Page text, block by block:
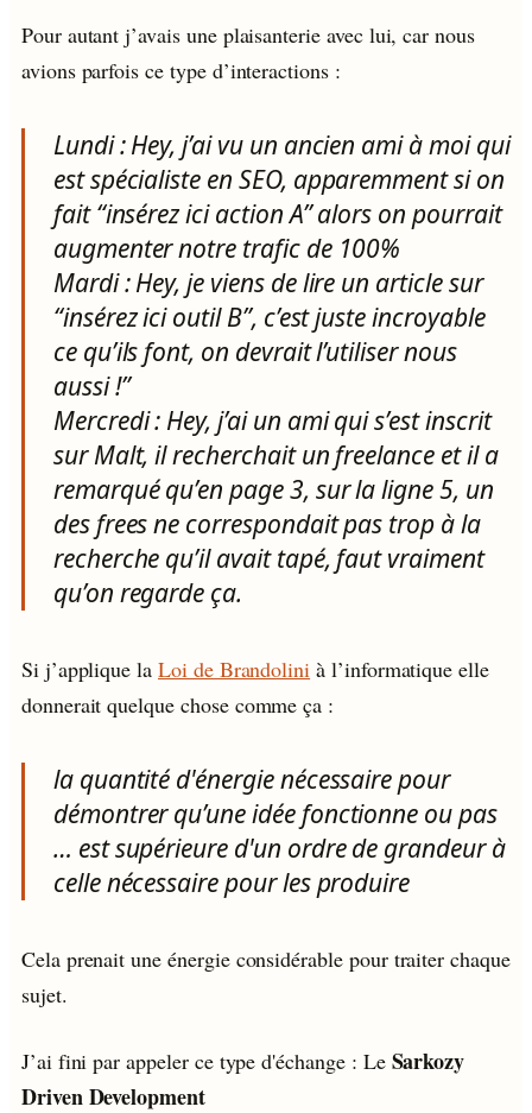
Pour autant j’avais une plaisanterie avec lui, car nous
avions parfois ce type d’interactions :
Lundi : Hey, j’ai vu un ancien ami à moi qui
est spécialiste en SEO, apparemment si on
fait “insérez ici action A” alors on pourrait
augmenter notre trafic de 100%
Mardi : Hey, je viens de lire un article sur
“insérez ici outil B”, c’est juste incroyable
ce qu’ils font, on devrait l’utiliser nous
aussi !”
Mercredi : Hey, j’ai un ami qui s’est inscrit
sur Malt, il recherchait un freelance et il a
remarqué qu’en page 3, sur la ligne 5, un
des frees ne correspondait pas trop à la
recherche qu’il avait tapé, faut vraiment
qu’on regarde ça.
Si j’applique laLoi de Brandolini à l’informatique elle
donnerait quelque chose comme ça :
la quantité d'énergie nécessaire pour
démontrer qu’une idée fonctionne ou pas
… est supérieure d'un ordre de grandeur à
celle nécessaire pour les produire
Cela prenait une énergie considérable pour traiter chaque
sujet.
J’ai fini par appeler ce type d'échange : Le Sarkozy
Driven Development